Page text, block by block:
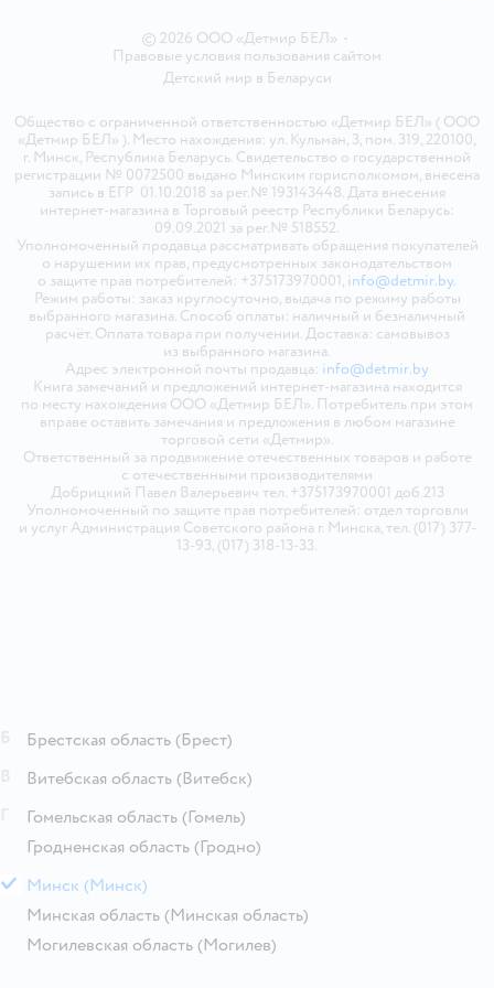
© 2026 ООО «Детмир БЕЛ» •
Правовые условия пользования сайтом
Детский мир в Беларуси
Общество с ограниченной ответственностью «Детмир БЕЛ» ( ООО
«Детмир БЕЛ» ). Место нахождения: ул. Кульман, 3, пом. 319, 220100,
г. Минск, Республика Беларусь. Свидетельство о государственной
регистрации № 0072500 выдано Минским горисполкомом, внесена
запись в ЕГР 01.10.2018 за рег.№ 193143448. Дата внесения
интернет-магазина в Торговый реестр Республики Беларусь:
09.09.2021 за рег.№ 518552.
Уполномоченный продавца рассматривать обращения покупателей
о нарушении их прав, предусмотренных законодательством
о защите прав потребителей: +375173970001, info@detmir.by.
Режим работы: заказ круглосуточно, выдача по режиму работы
выбранного магазина. Способ оплаты: наличный и безналичный
расчёт. Оплата товара при получении. Доставка: самовывоз
из выбранного магазина.
Адрес электронной почты продавца: info@detmir.by
Книга замечаний и предложений интернет-магазина находится
по месту нахождения ООО «Детмир БЕЛ». Потребитель при этом
вправе оставить замечания и предложения в любом магазине
торговой сети «Детмир».
Ответственный за продвижение отечественных товаров и работе
с отечественными производителями
Добрицкий Павел Валерьевич тел. +375173970001 доб.213
Уполномоченный по защите прав потребителей: отдел торговли
и услуг Администрация Советского района г. Минска, тел. (017) 377-
13-93, (017) 318-13-33.
Брестская область (Брест)
Витебская область (Витебск)
Гомельская область (Гомель)
Гродненская область (Гродно)
М Минск (Минск)
Минская область (Минская область)
Могилевская область (Могилев)